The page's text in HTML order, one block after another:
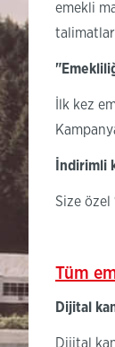
emekli
İlk kez
İndirimli
Size özel
Tüm
Dijital
Dijital